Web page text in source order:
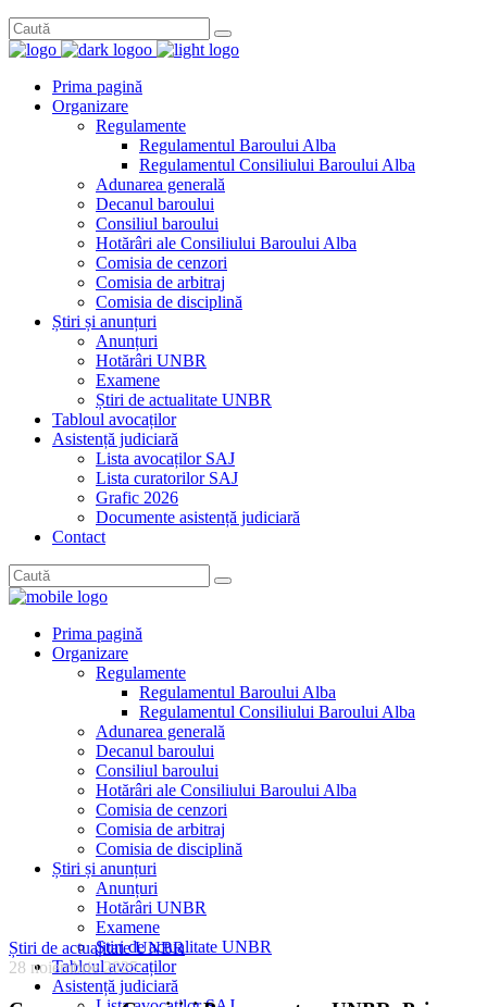
Prima pagină
Organizare
Regulamente
Regulamentul Baroului Alba
Regulamentul Consiliului Baroului Alba
Adunarea generală
Decanul baroului
Consiliul baroului
Hotărâri ale Consiliului Baroului Alba
Comisia de cenzori
Comisia de arbitraj
Comisia de disciplină
Știri și anunțuri
Anunțuri
Hotărâri UNBR
Examene
Știri de actualitate UNBR
Tabloul avocaților
Asistență judiciară
Lista avocaților SAJ
Lista curatorilor SAJ
Grafic 2026
Documente asistență judiciară
Contact
Prima pagină
Organizare
Regulamente
Regulamentul Baroului Alba
Regulamentul Consiliului Baroului Alba
Adunarea generală
Decanul baroului
Consiliul baroului
Hotărâri ale Consiliului Baroului Alba
Comisia de cenzori
Comisia de arbitraj
Comisia de disciplină
Știri și anunțuri
Anunțuri
Hotărâri UNBR
Examene
Știri de actualitate UNBR
Tabloul avocaților
Asistență judiciară
Știri de actualitate UNBR
28 noiembrie 2025